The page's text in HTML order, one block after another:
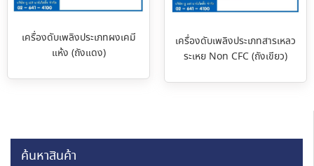
เครื่องดับเพลิงประเภทผงเคมี
แห้ง (ถังแดง)
เครื่องดับเพลิงประเภทสารเหลว
ระเหย Non CFC (ถังเขียว)
ค้นหาสินค้า